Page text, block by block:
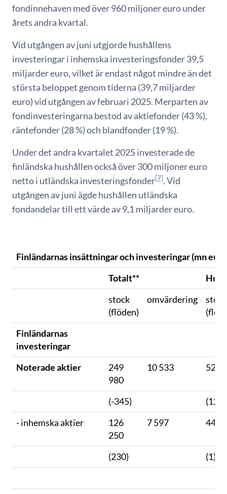
fondinnehaven med över 960 miljoner euro under
årets andra kvartal.
Vid utgången av juni utgjorde hushållens
investeringar i inhemska investeringsfonder 39,5
miljarder euro, vilket är endast något mindre än det
största beloppet genom tiderna (39,7 miljarder
euro) vid utgången av februari 2025. Merparten av
fondinvesteringarna bestod av aktiefonder (43 %),
räntefonder (28 %) och blandfonder (19 %).
Under det andra kvartalet 2025 investerade de
finländska hushållen också över 300 miljoner euro
netto i utländska investeringsfonder[7]. Vid
utgången av juni ägde hushållen utländska
fondandelar till ett värde av 9,1 miljarder euro.
Finländarnas insättningar och investeringar (mn
Totalt**
stock
(flöden)
omvärdering
stock
Finländarnas
investeringar
Noterade aktier
249
980
10 533 52
(-345)
(122)
- inhemska aktier
126
250
7 597 44
(230) (1)